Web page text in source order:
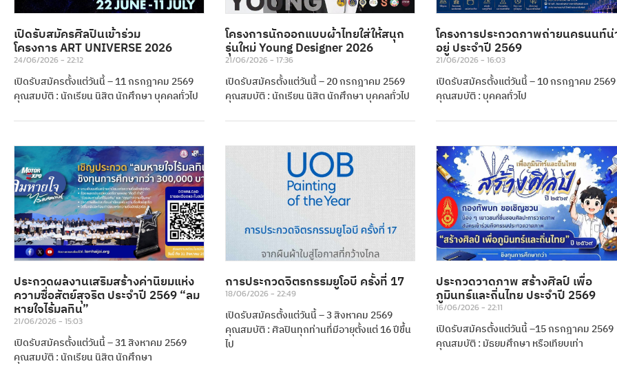
เปิดรับสมัครศิลปินเข้าร่วม
โครงการ ART UNIVERSE 2026
24/06/2026 22:12
เปิดรับสมัครตั้งแต่วันนี้ – 11 กรกฎาคม 2569
คุณสมบัติ : นักเรียน นิสิต นักศึกษา บุคคลทั่วไป
โครงการนักออกแบบผ้าไทยใส่ให้สนุก
รุ่นใหม่ Young Designer 2026
21/06/2026 17:36
เปิดรับสมัครตั้งแต่วันนี้ – 20 กรกฎาคม 2569
คุณสมบัติ : นักเรียน นิสิต นักศึกษา บุคคลทั่วไป
โครงการประกวดภาพถ่ายนครนนท์
อยู่ ประจำปี 2569
21/06/2026 16:03
เปิดรับสมัครตั้งแต่วันนี้ – 10 กรกฎาคม 2569
คุณสมบัติ : บุคคลทั่วไป
ประกวดผลงานเสริมสร้างค่านิยมแห่ง
ความซื่อสัตย์สุจริต ประจำปี 2569 “ลม
หายใจไร้มลทิน”
21/06/2026 15:03
เปิดรับสมัครตั้งแต่วันนี้ – 31 สิงหาคม 2569
คุณสมบัติ : นักเรียน นิสิต นักศึกษา
การประกวดจิตรกรรมยูโอบี ครั้งที่ 17
18/06/2026 22:49
เปิดรับสมัครตั้งแต่วันนี้ – 3 สิงหาคม 2569
คุณสมบัติ : ศิลปินทุกท่านที่มีอายุตั้งแต่ 16 ปีขึ้น
ไป
ประกวดวาดภาพ สร้างศิลป์ เพื่อ
ภูมินทร์และถิ่นไทย ประจำปี 2569
16/06/2026 22:11
เปิดรับสมัครตั้งแต่วันนี้ –15 กรกฎาคม 2569
คุณสมบัติ : มัธยมศึกษา หรือเทียบเท่า